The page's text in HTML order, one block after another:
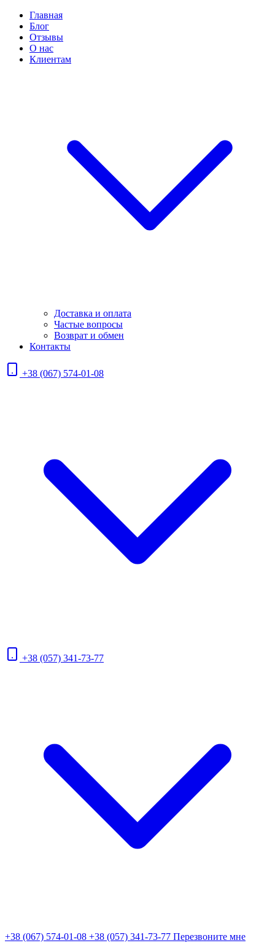
Главная
Блог
Отзывы
О нас
Клиентам
Доставка и оплата
Частые вопросы
Возврат и обмен
Контакты
+38 (067) 574-01-08
+38 (057) 341-73-77
+38 (067) 574-01-08 +38 (057) 341-73-77 Перезвоните мне